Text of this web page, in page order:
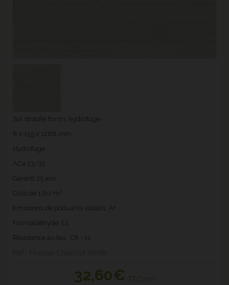
Sol stratifié 8mm, hydrofuge
8 x 155 x 1288 mm
Hydrofuge
AC4 23/32
Garanti 25 ans
Colis de 1.80 m²
Emissions de polluants volatils: A+
Formaldéhyde: E1
Résistance au feu : Cfl - s1
32,60€ TTC/m²